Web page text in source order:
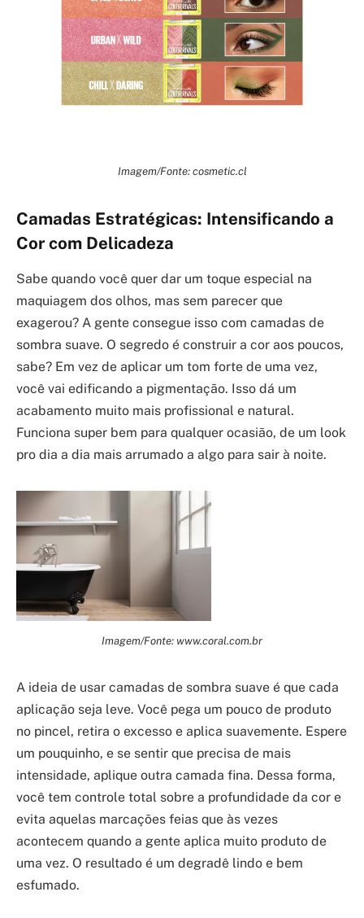
Imagem/Fonte: cosmetic.cl
Camadas Estratégicas: Intensificando a
Cor com Delicadeza
Sabe quando você quer dar um toque especial na
maquiagem dos olhos, mas sem parecer que
exagerou? A gente consegue isso com camadas de
sombra suave. O segredo é construir a cor aos poucos,
sabe? Em vez de aplicar um tom forte de uma vez,
você vai edificando a pigmentação. Isso dá um
acabamento muito mais profissional e natural.
Funciona super bem para qualquer ocasião, de um look
pro dia a dia mais arrumado a algo para sair à noite.
Imagem/Fonte: www.coral.com.br
A ideia de usar camadas de sombra suave é que cada
aplicação seja leve. Você pega um pouco de produto
no pincel, retira o excesso e aplica suavemente. Espere
um pouquinho, e se sentir que precisa de mais
intensidade, aplique outra camada fina. Dessa forma,
você tem controle total sobre a profundidade da cor e
evita aquelas marcações feias que às vezes
acontecem quando a gente aplica muito produto de
uma vez. O resultado é um degradê lindo e bem
esfumado.